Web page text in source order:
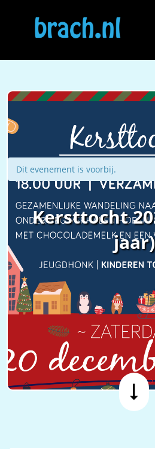
Dit evenement is voorbij.
Kersttocht
jaar)